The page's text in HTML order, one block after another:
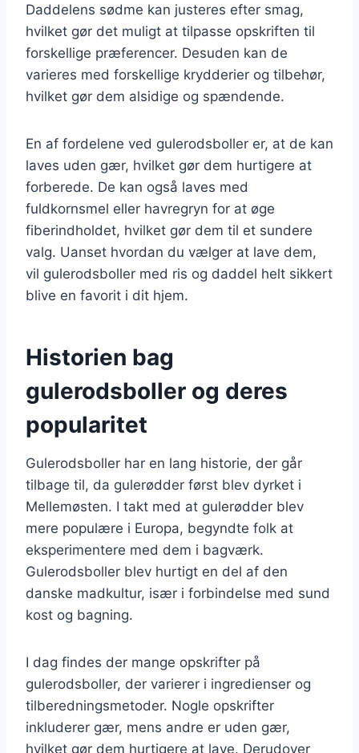
Daddelens sødme kan justeres efter smag,
hvilket gør det muligt at tilpasse opskriften til
forskellige præferencer. Desuden kan de
varieres med forskellige krydderier og tilbehør,
hvilket gør dem alsidige og spændende.
En af fordelene ved gulerodsboller er, at de kan
laves uden gær, hvilket gør dem hurtigere at
forberede. De kan også laves med
fuldkornsmel eller havregryn for at øge
fiberindholdet, hvilket gør dem til et sundere
valg. Uanset hvordan du vælger at lave dem,
vil gulerodsboller med ris og daddel helt sikkert
blive en favorit i dit hjem.
Historien bag
gulerodsboller og deres
popularitet
Gulerodsboller har en lang historie, der går
tilbage til, da gulerødder først blev dyrket i
Mellemøsten. I takt med at gulerødder blev
mere populære i Europa, begyndte folk at
eksperimentere med dem i bagværk.
Gulerodsboller blev hurtigt en del af den
danske madkultur, især i forbindelse med sund
kost og bagning.
I dag findes der mange opskrifter på
gulerodsboller, der varierer i ingredienser og
tilberedningsmetoder. Nogle opskrifter
inkluderer gær, mens andre er uden gær,
hvilket gør dem hurtigere at lave. Derudover